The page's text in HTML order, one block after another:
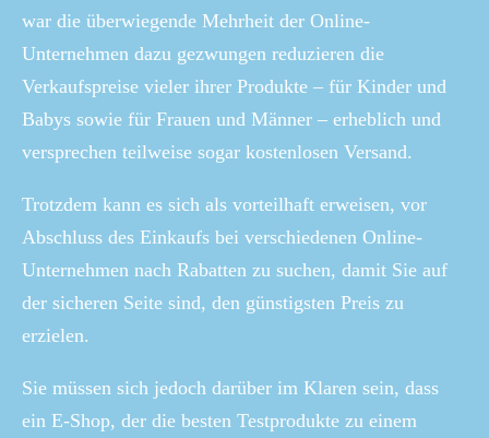
war die überwiegende Mehrheit der Online-
Unternehmen dazu gezwungen reduzieren die
Verkaufspreise vieler ihrer Produkte – für Kinder und
Babys sowie für Frauen und Männer – erheblich und
versprechen teilweise sogar kostenlosen Versand.
Trotzdem kann es sich als vorteilhaft erweisen, vor
Abschluss des Einkaufs bei verschiedenen Online-
Unternehmen nach Rabatten zu suchen, damit Sie auf
der sicheren Seite sind, den günstigsten Preis zu
erzielen.
Sie müssen sich jedoch darüber im Klaren sein, dass
ein E-Shop, der die besten Testprodukte zu einem